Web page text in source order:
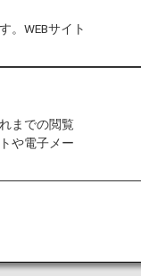
運送約
。WEBサイト
までの閲覧
や電子メー